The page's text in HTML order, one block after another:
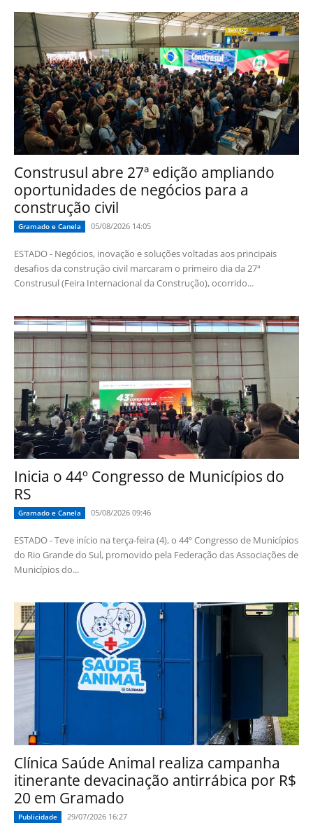
Construsul abre 27ª edição ampliando
oportunidades de negócios para a
construção civil
Gramado e Canela 05/08/2026 14:05
ESTADO - Negócios, inovação e soluções voltadas aos principais
desafios da construção civil marcaram o primeiro dia da 27ª
Construsul (Feira Internacional da Construção), ocorrido...
Inicia o 44º Congresso de Municípios do
RS
Gramado e Canela 05/08/2026 09:46
ESTADO - Teve início na terça-feira (4), o 44º Congresso de Municípios
do Rio Grande do Sul, promovido pela Federação das Associações de
Municípios do...
Clínica Saúde Animal realiza campanha
itinerante devacinação antirrábica por R$
20 em Gramado
Publicidade 29/07/2026 16:27